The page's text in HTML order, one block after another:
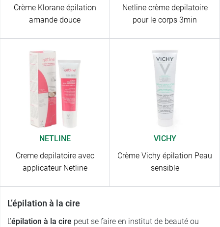
Crème Klorane épilation
amande douce
Netline crème depilatoire
pour le corps 3min
NETLINE
Creme depilatoire avec
applicateur Netline
VICHY
Crème Vichy épilation Peau
sensible
L’épilation à la cire
L’épilation à la cire peut se faire en institut de beauté ou